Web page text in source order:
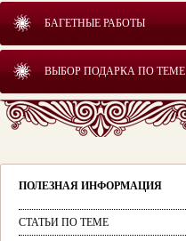
БАГЕТНЫЕ РАБОТЫ
ВЫБОР ПОДАРКА ПО ТЕМЕ
ПОЛЕЗНАЯ ИНФОРМАЦИЯ
СТАТЬИ ПО ТЕМЕ